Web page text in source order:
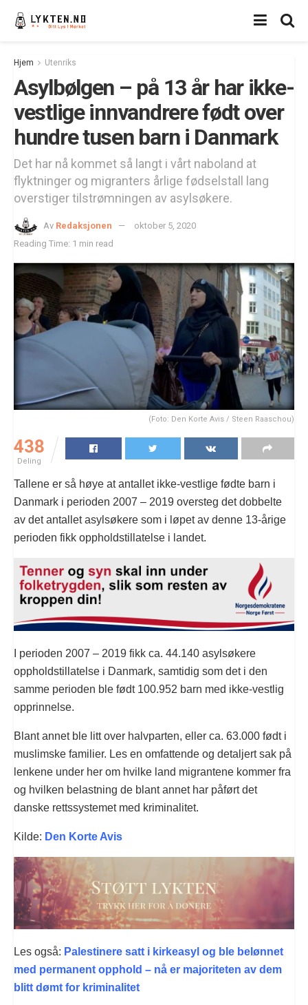
Hjem Utenriks
Asylbølgen – på 13 år har ikke-
vestlige innvandrere født over
hundre tusen barn i Danmark
Det har nå kommet så langt i vårt naboland at
flyktninger og migranters årlige fødselstall lang
overstiger tilstrømningen av asylsøkere.
Av Redaksjonen
oktober 5, 2020
Reading Time: 1 min read
(Foto: Den Korte Avis / Steen Raaschou)
438
Deling
Tallene er så høye at antallet ikke-vestlige fødte barn i
Danmark i perioden 2007 – 2019 oversteg det dobbelte
av det antallet asylsøkere som i løpet av denne 13-årige
perioden fikk oppholdstillatelse i landet.
I perioden 2007 – 2019 fikk ca. 44.140 asylsøkere
oppholdstillatelse i Danmark, samtidig som det i den
samme perioden ble født 100.952 barn med ikke-vestlig
opprinnelse.
Blant annet ble litt over halvparten, eller ca. 63.000 født i
muslimske familier. Les en omfattende og detaljert sak på
lenkene under her om hvilke land migrantene kommer fra
og hvilken belastning de blant annet har påført det
danske rettssystemet med kriminalitet.
Kilde: Den Korte Avis
Les også: Palestinere satt i kirkeasyl og ble belønnet
med permanent opphold – nå er majoriteten av dem
blitt dømt for kriminalitet